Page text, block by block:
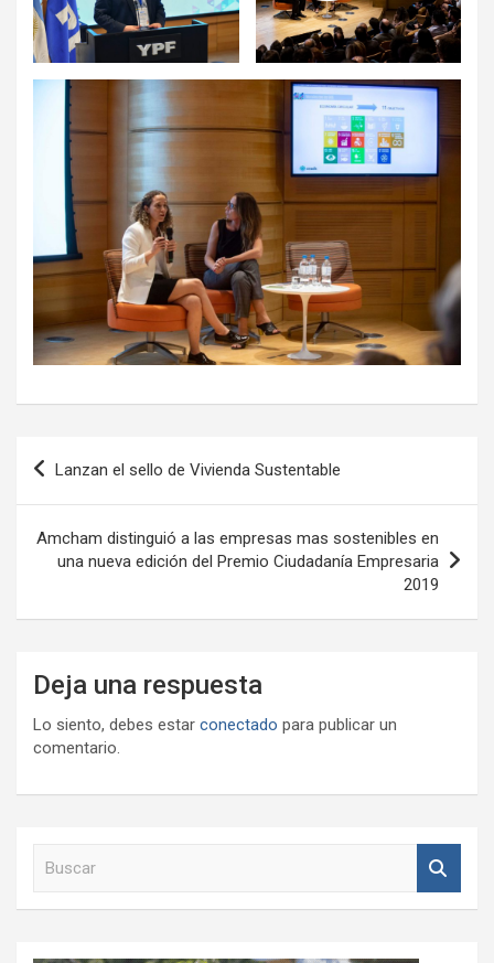
Navegación
de
Lanzan el sello de Vivienda Sustentable
Amcham distinguió a las empresas mas sostenibles en
una nueva edición del Premio Ciudadanía Empresaria
2019
Deja una respuesta
Lo siento, debes estar conectado para publicar un
comentario.